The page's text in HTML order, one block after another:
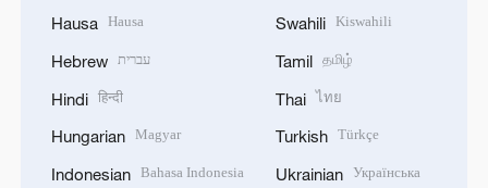
Hausa Hausa
Hebrew עברית
Hindi हिन्दी
Hungarian Magyar
Indonesian Bahasa Indonesia
Swahili Kiswahili
Tamil தமிழ்
Thai ไทย
Turkish Türkçe
Ukrainian Українська